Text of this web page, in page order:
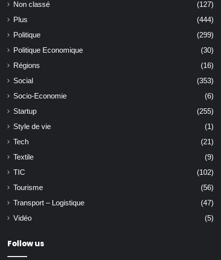
Non classé
(127)
Plus
(444)
Politique
(299)
Politique Economique
(30)
Régions
(16)
Social
(353)
Socio-Economie
(6)
Startup
(255)
Style de vie
(1)
Tech
(21)
Textile
(9)
TIC
(102)
Tourisme
(56)
Transport – Logistique
(47)
Vidéo
(5)
Follow us